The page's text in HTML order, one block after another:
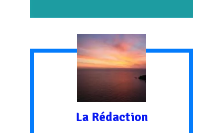
La Rédaction